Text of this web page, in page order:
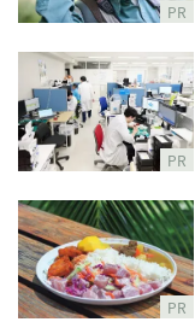
PR
PR
PR